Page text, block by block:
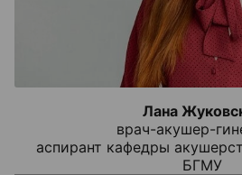
Лана
врач-акушер-
аспирант кафедры
БГМУ